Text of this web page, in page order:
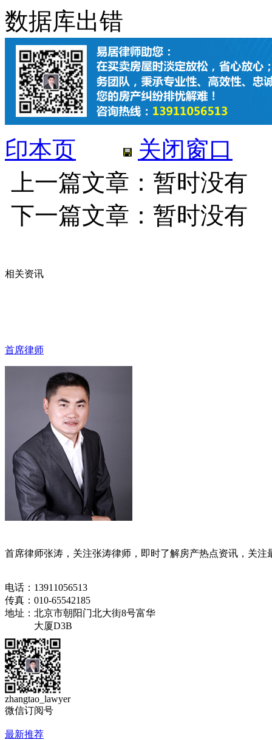
数据库出错
印本页
关闭窗口
上一篇文章：暂时没有
下一篇文章：暂时没有
相关资讯
首席律师
首席律师张涛，关注张涛律师，即时了解房产热点资讯，关
电话：13911056513
传真：010-65542185
地址：北京市朝阳门北大街8号富华
大厦D3B
zhangtao_lawyer
微信订阅号
最新推荐